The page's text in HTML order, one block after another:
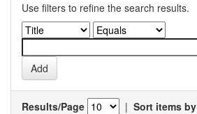
Use filters to refine the search results.
Results/Page | Sort items by